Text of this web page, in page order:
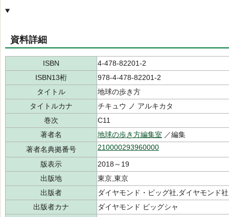
資料詳細
ISBN
4-478-82201-2
ISBN13桁
978-4-478-82201-2
タイトル
地球の歩き方
タイトルカナ
チキュウ ノ アルキカタ
巻次
C11
著者名
地球の歩き方編集室 ／編集
著者名典拠番号
210000293960000
版表示
2018～19
出版地
東京,東京
出版者
ダイヤモンド・ビッグ社,ダイヤモンド
出版者カナ
ダイヤモンド ビッグシャ